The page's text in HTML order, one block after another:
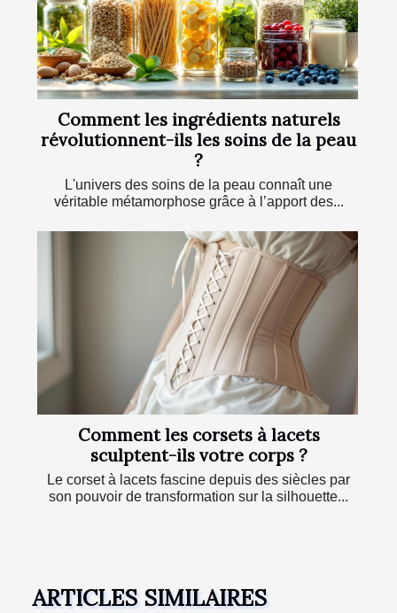
Comment les ingrédients naturels
révolutionnent-ils les soins de la peau
?
L'univers des soins de la peau connaît une
véritable métamorphose grâce à l’apport des...
Comment les corsets à lacets
sculptent-ils votre corps ?
Le corset à lacets fascine depuis des siècles par
son pouvoir de transformation sur la silhouette...
ARTICLES SIMILAIRES